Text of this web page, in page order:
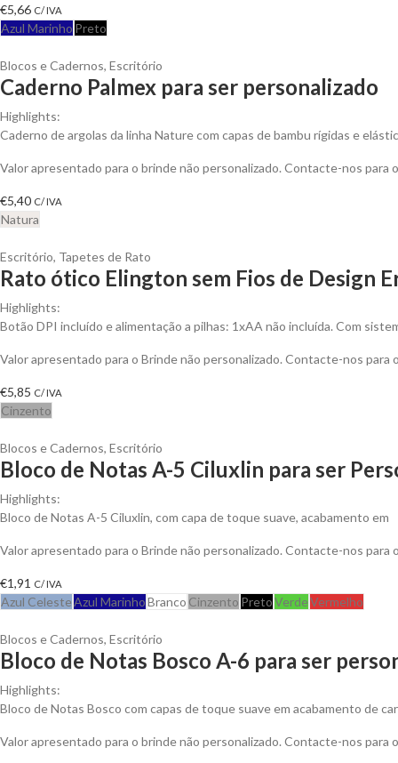
€5,66 C/ IVA
Azul Marinho Preto
Blocos e Cadernos, Escritório
Caderno Palmex para ser personalizado
Highlights:
Caderno de argolas da linha Nature com capas de bambu rígidas e
Valor apresentado para o brinde não personalizado. Contacte-nos
€5,40 C/ IVA
Natura
Escritório, Tapetes de Rato
Rato ótico Elington sem Fios de Design
Highlights:
Botão DPI incluído e alimentação a pilhas: 1xAA não incluída. Com
Valor apresentado para o Brinde não personalizado. Contacte-nos
€5,85 C/ IVA
Cinzento
Blocos e Cadernos, Escritório
Bloco de Notas A-5 Ciluxlin para ser
Highlights:
Bloco de Notas A-5 Ciluxlin, com capa de toque suave, acabamento em
Valor apresentado para o Brinde não personalizado. Contacte-nos
€1,91 C/ IVA
Azul CelesteAzul MarinhoBranco Cinzento PretoVerdeVermelho
Blocos e Cadernos, Escritório
Bloco de Notas Bosco A-6 para ser
Highlights:
Bloco de Notas Bosco com capas de toque suave em acabamento de
Valor apresentado para o brinde não personalizado. Contacte-nos